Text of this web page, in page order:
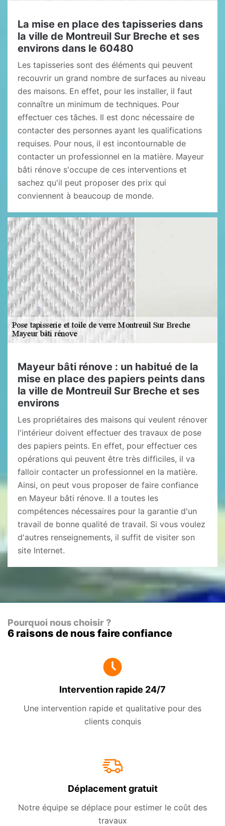
La mise en place des tapisseries dans
la ville de Montreuil Sur Breche et ses
environs dans le 60480
Les tapisseries sont des éléments qui peuvent
recouvrir un grand nombre de surfaces au niveau
des maisons. En effet, pour les installer, il faut
connaître un minimum de techniques. Pour
effectuer ces tâches. Il est donc nécessaire de
contacter des personnes ayant les qualifications
requises. Pour nous, il est incontournable de
contacter un professionnel en la matière. Mayeur
bâti rénove s'occupe de ces interventions et
sachez qu'il peut proposer des prix qui
conviennent à beaucoup de monde.
Mayeur bâti rénove : un habitué de la
mise en place des papiers peints dans
la ville de Montreuil Sur Breche et ses
environs
Les propriétaires des maisons qui veulent rénover
l'intérieur doivent effectuer des travaux de pose
des papiers peints. En effet, pour effectuer ces
opérations qui peuvent être très difficiles, il va
falloir contacter un professionnel en la matière.
Ainsi, on peut vous proposer de faire confiance
en Mayeur bâti rénove. Il a toutes les
compétences nécessaires pour la garantie d'un
travail de bonne qualité de travail. Si vous voulez
d'autres renseignements, il suffit de visiter son
site Internet.
Pourquoi nous choisir ?
6 raisons de nous faire confiance
Intervention rapide 24/7
Une intervention rapide et qualitative pour des
clients conquis
Déplacement gratuit
Notre équipe se déplace pour estimer le coût des
travaux